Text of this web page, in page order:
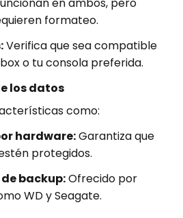
formateo.
Verifica que sea compatible
o tu consola preferida.
los datos
como:
hardware:Garantiza que
protegidos.
backup:Ofrecido por
WD y Seagate.